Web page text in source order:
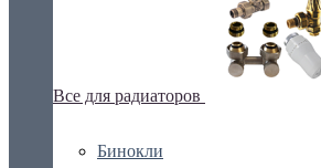
Все для радиаторов
Бинокли